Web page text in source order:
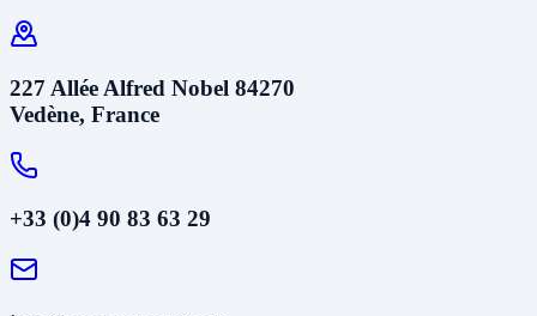
227 Allée Alfred Nobel 84270
Vedène, France
+33 (0)4 90 83 63 29